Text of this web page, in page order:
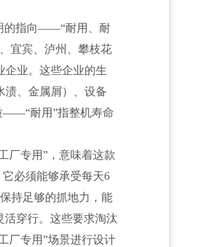
的指向——“耐用、耐
宜宾、泸州、攀枝花
企业。这些企业的生
渍、金属屑）、设备
——“耐用”指整机寿命
厂专用”，意味着这款
必须能够承受每天6
持足够的抓地力，能
穿行。这些要求淘汰
厂专用”场景进行设计